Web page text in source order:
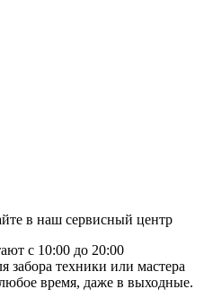
в наш сервисный центр
с 10:00 до 20:00
забора техники или мастера
время, даже в выходные.